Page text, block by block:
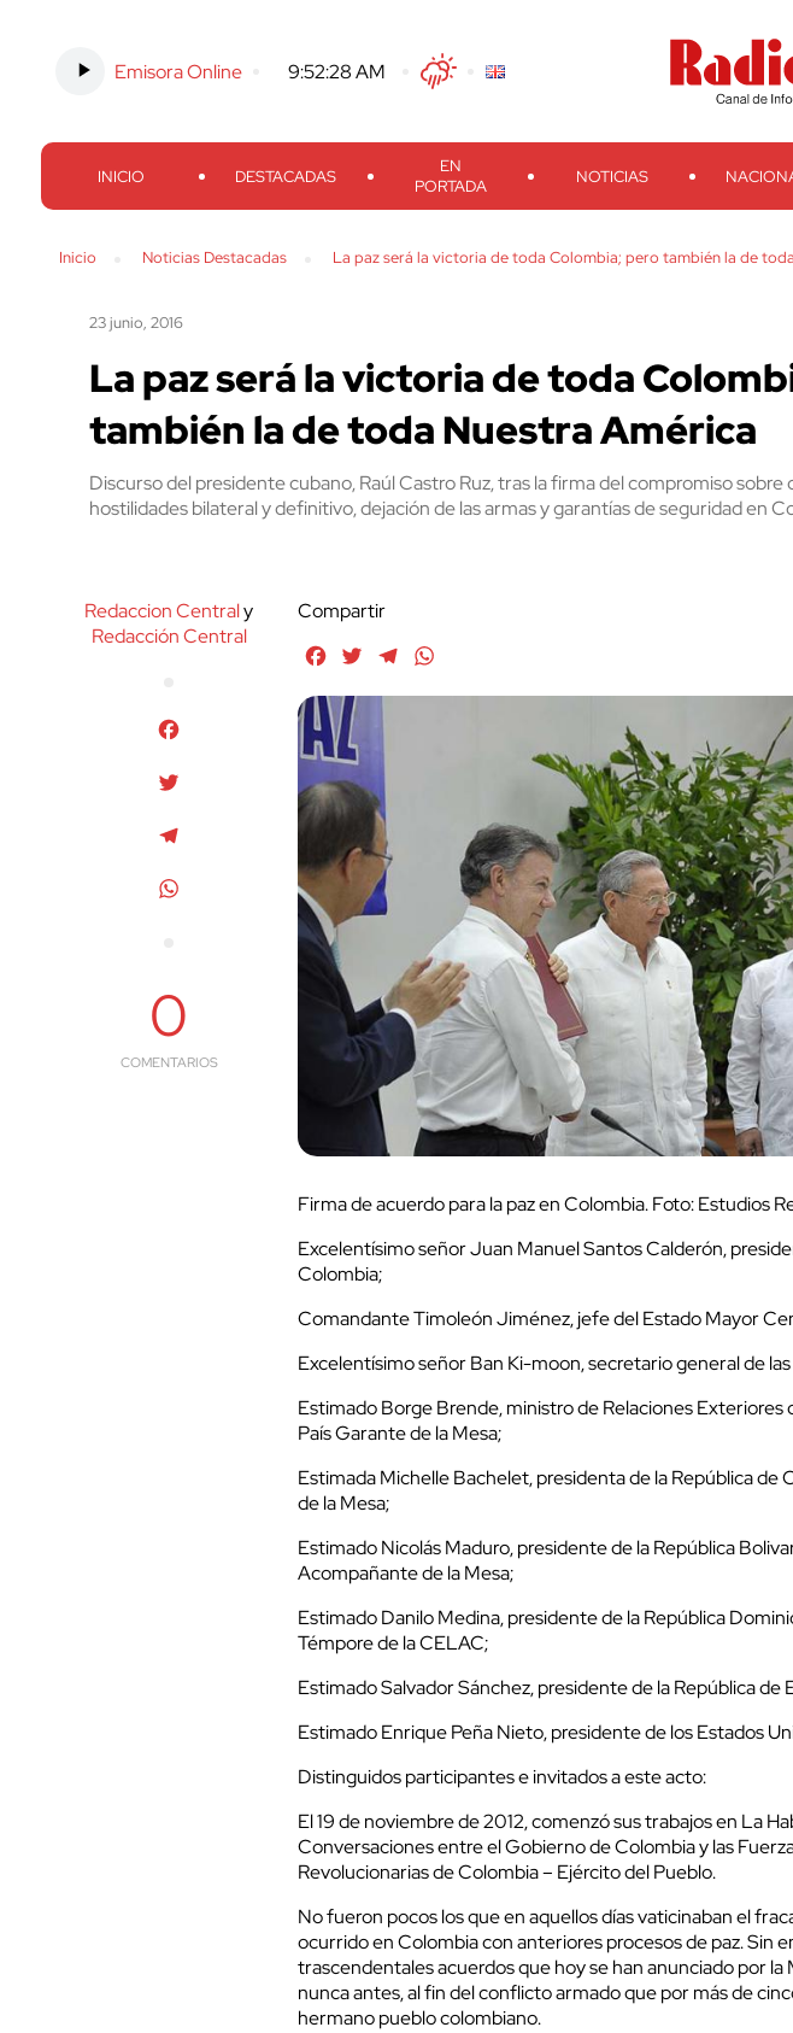
Emisora Online -9:52:29 AM TwitterFacebook
Threads
Instagram TelegramTeveo Ivoox
INICIO DESTACADAS
EN
PORTADA
NOTICIAS
Inicio Noticias Destacadas La paz será la victoria de toda Colombia; pero también la de
23 junio, 2016
La paz será la victoria de toda
también la de toda Nuestra América
Discurso del presidente cubano, Raúl Castro Ruz, tras la firma del compromiso sobre
hostilidades bilateral y definitivo, dejación de las armas y garantías de seguridad en
Redaccion Centraly
Redacción Central
0
COMENTARIOS
Compartir
FacebookTwitterTelegram
Firma de acuerdo para la paz en Colombia. Foto: Estudios
Excelentísimo señor Juan Manuel Santos Calderón,
Colombia;
Comandante Timoleón Jiménez, jefe del Estado Mayor
Excelentísimo señor Ban Ki-moon, secretario general de
Estimado Borge Brende, ministro de Relaciones Exteriores
País Garante de la Mesa;
Estimada Michelle Bachelet, presidenta de la República de
de la Mesa;
Estimado Nicolás Maduro, presidente de la República
Acompañante de la Mesa;
Estimado Danilo Medina, presidente de la República
Témpore de la CELAC;
Estimado Salvador Sánchez, presidente de la República de
Estimado Enrique Peña Nieto, presidente de los Estados
Distinguidos participantes e invitados a este acto:
El 19 de noviembre de 2012, comenzó sus trabajos en La
Conversaciones entre el Gobierno de Colombia y las
Revolucionarias de Colombia – Ejército del Pueblo.
No fueron pocos los que en aquellos días vaticinaban el
ocurrido en Colombia con anteriores procesos de paz. Sin
trascendentales acuerdos que hoy se han anunciado por la
nunca antes, al fin del conflicto armado que por más de
hermano pueblo colombiano.